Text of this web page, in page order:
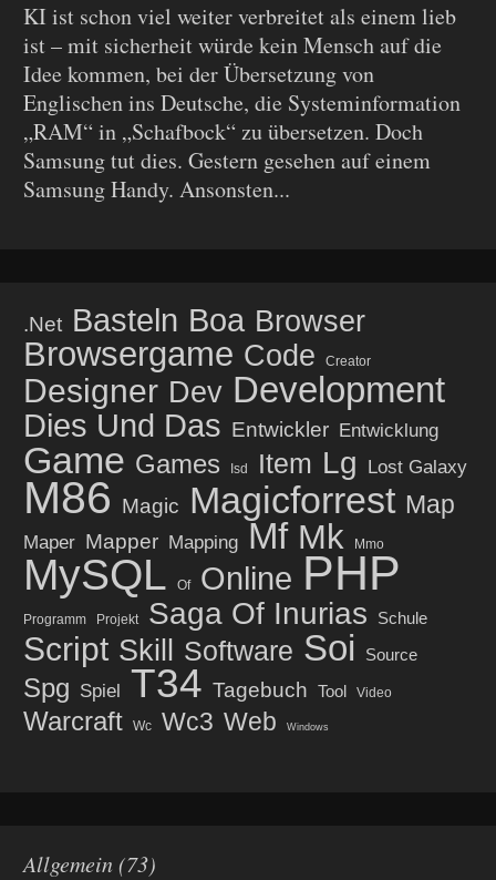
KI ist schon viel weiter verbreitet als einem lieb
ist – mit sicherheit würde kein Mensch auf die
Idee kommen, bei der Übersetzung von
Englischen ins Deutsche, die Systeminformation
„RAM“ in „Schafbock“ zu übersetzen. Doch
Samsung tut dies. Gestern gesehen auf einem
Samsung Handy. Ansonsten...
.net Basteln Boa Browser
Browsergame Code Creator
Designer Dev Development
Dies Und Das Entwickler Entwicklung
Game Games Isd Item Lg Lost Galaxy
M86 Magic Magicforrest Map
Maper Mapper Mapping Mf Mk Mmo
MySQL Of Online PHP
Programm Projekt Saga Of Inurias Schule
Script Skill Software Soi Source
Spg Spiel T34 Tagebuch Tool Video
Warcraft Wc Wc3 Web Windows
Allgemein(73)